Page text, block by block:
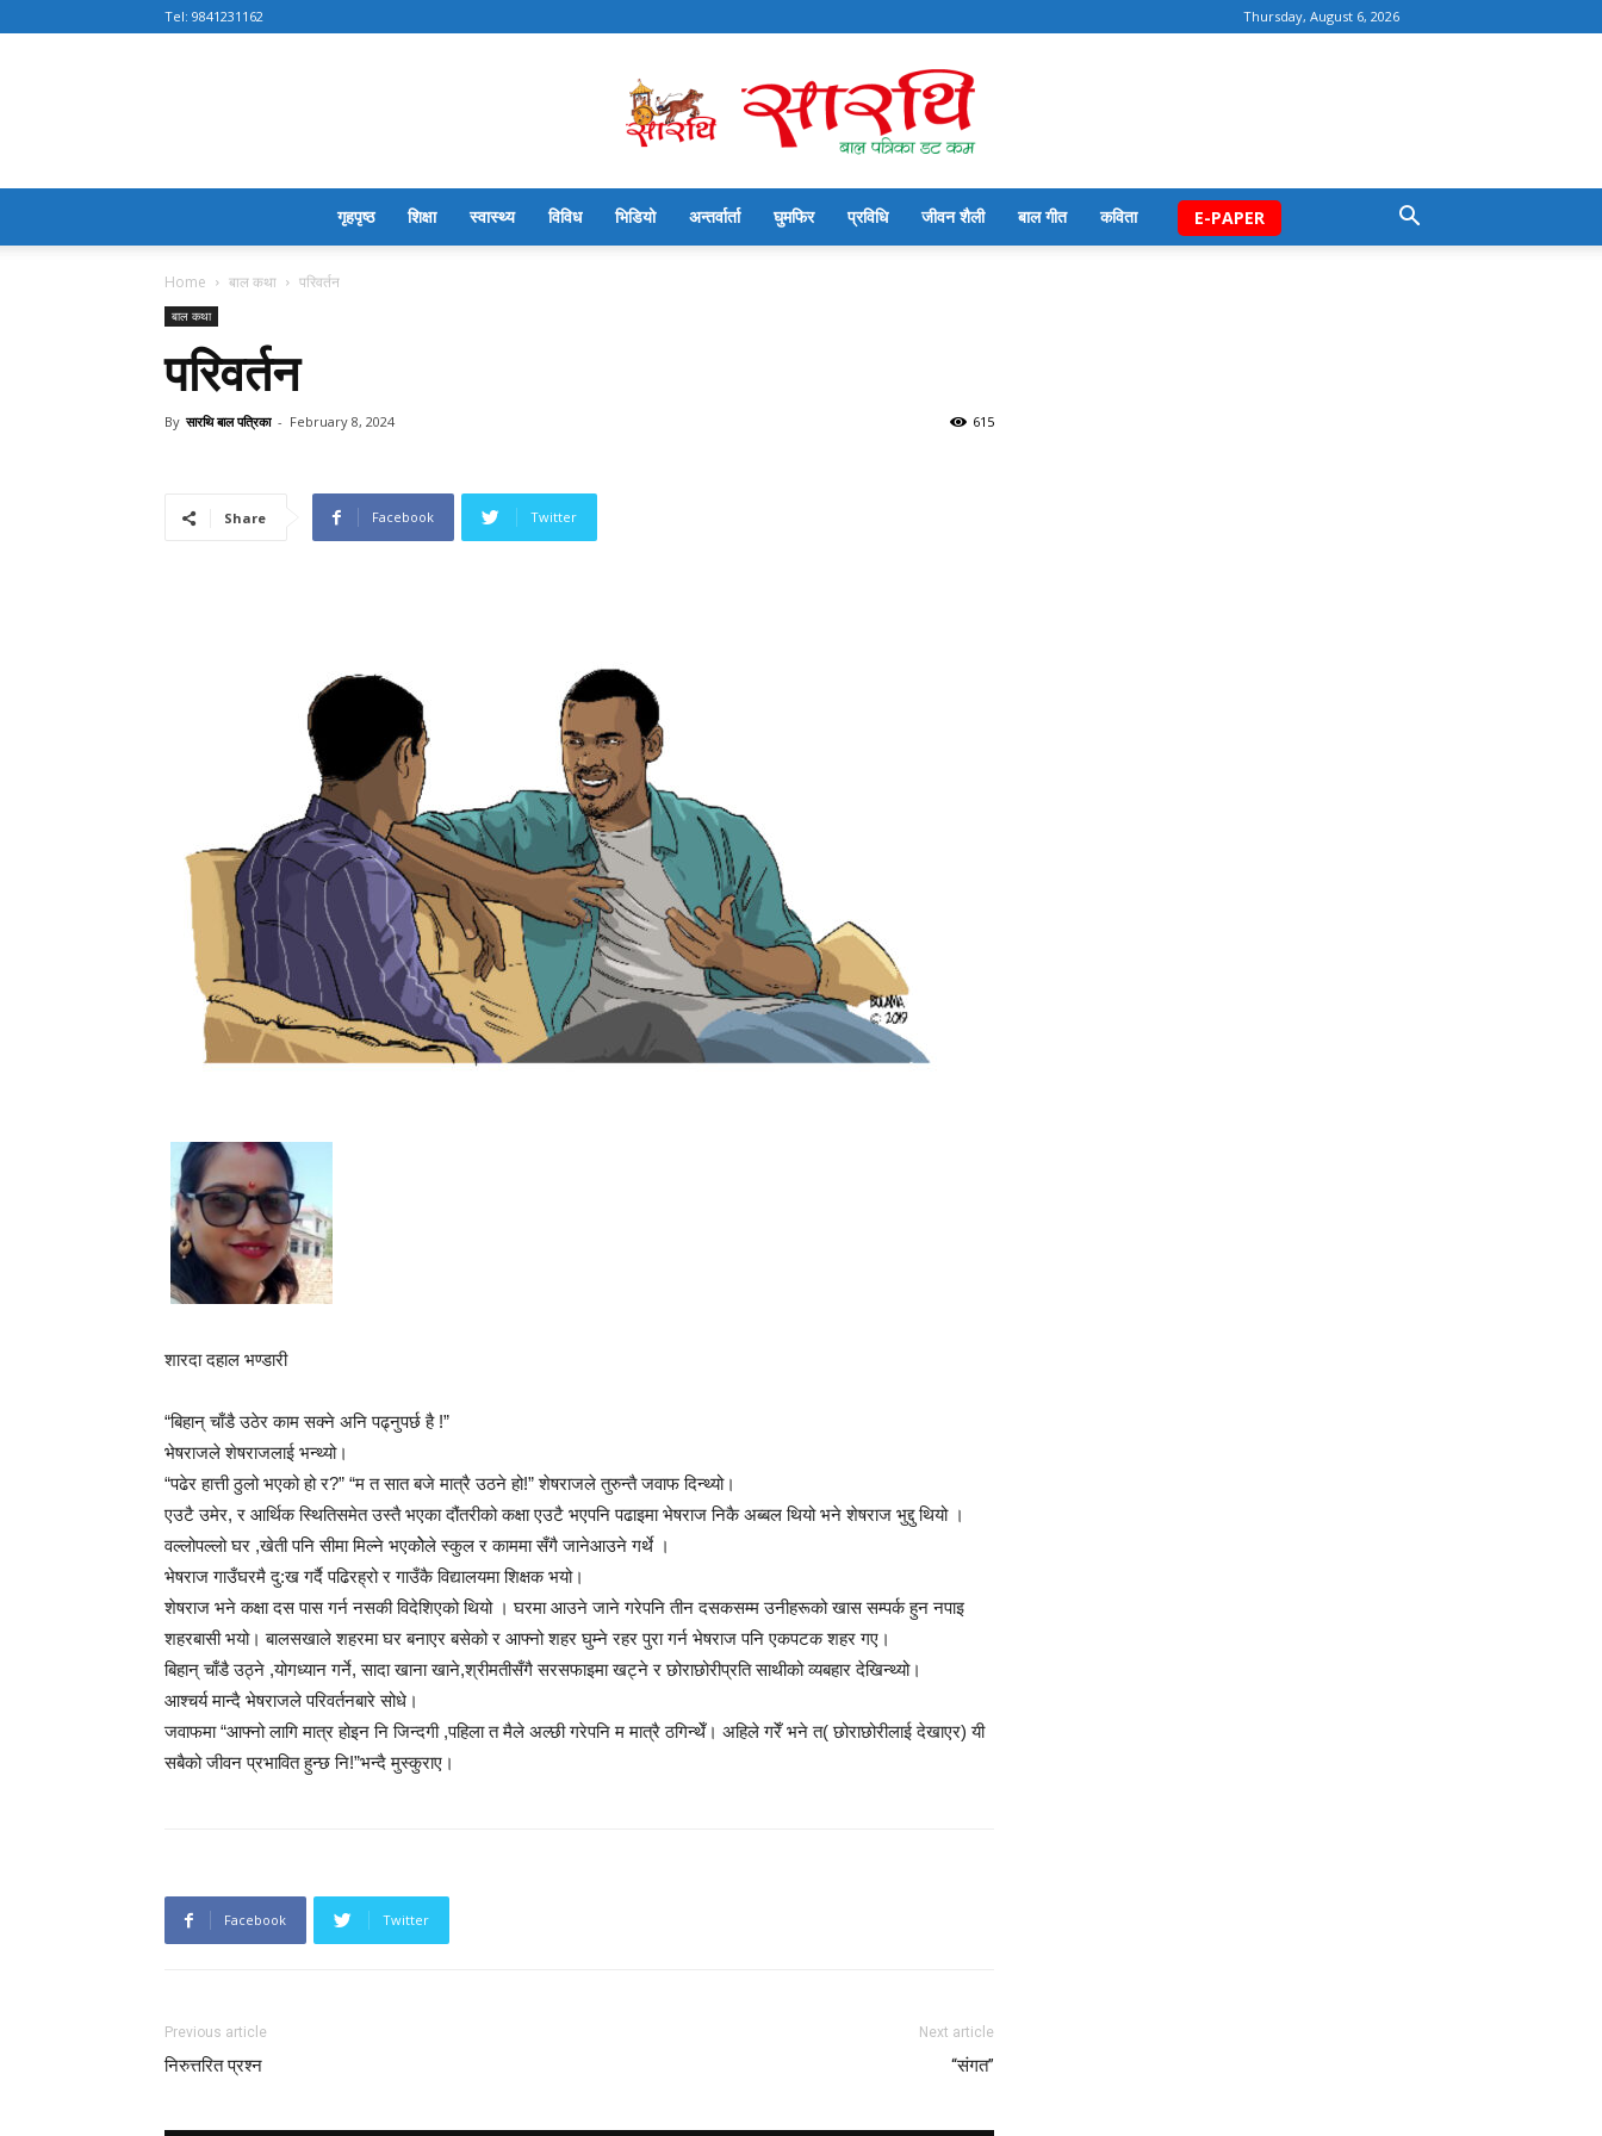
Thursday, August 6, 2026
Tel: 9841231162
गृहपृष्ठ शिक्षा स्वास्थ्य विविध भिडियो अन्तर्वार्ता घुमफिर प्रविधि जीवन शैली बाल गीत कविता E-PAPER
Home बाल कथा परिवर्तन
बाल कथा
परिवर्तन
By सारथि बाल पत्रिका - February 8, 2024 615
Share Facebook Twitter
शारदा दहाल भण्डारी
“बिहान् चाँडै उठेर काम सक्ने अनि पढ्नुपर्छ है !”
भेषराजले शेषराजलाई भन्थ्यो।
“पढेर हात्ती ठुलो भएको हो र?” “म त सात बजे मात्रै उठने हो!” शेषराजले तुरुन्तै जवाफ दिन्थ्यो।
एउटै उमेर, र आर्थिक स्थितिसमेत उस्तै भएका दौंतरीको कक्षा एउटै भएपनि पढाइमा भेषराज निकै अब्बल थियो भने शेषराज भुद्दु थियो ।
वल्लोपल्लो घर ,खेती पनि सीमा मिल्ने भएकोेले स्कुल र काममा सँगै जानेआउने गर्थे ।
भेषराज गाउँघरमै दु:ख गर्दै पढिरह्रो र गाउँकै विद्यालयमा शिक्षक भयो।
शेषराज भने कक्षा दस पास गर्न नसकी विदेशिएको थियो । घरमा आउने जाने गरेपनि तीन दसकसम्म उनीहरूको खास सम्पर्क हुन नपाइ
शहरबासी भयो। बालसखाले शहरमा घर बनाएर बसेको र आफ्नो शहर घुम्ने रहर पुरा गर्न भेषराज पनि एकपटक शहर गए।
बिहान् चाँडै उठ्ने ,योगध्यान गर्ने, सादा खाना खाने,श्रीमतीसँगै सरसफाइमा खट्ने र छोराछोरीप्रति साथीको व्यबहार देखिन्थ्यो।
आश्चर्य मान्दै भेषराजले परिवर्तनबारे सोधे।
जवाफमा “आफ्नो लागि मात्र होइन नि जिन्दगी ,पहिला त मैले अल्छी गरेपनि म मात्रै ठगिन्थेँ। अहिले गरेँ भने त( छोराछोरीलाई देखाएर) यी
सबैको जीवन प्रभावित हुन्छ नि!”भन्दै मुस्कुराए।
Facebook Twitter
Previous article
निरुत्तरित प्रश्न
Next article
“संगत”